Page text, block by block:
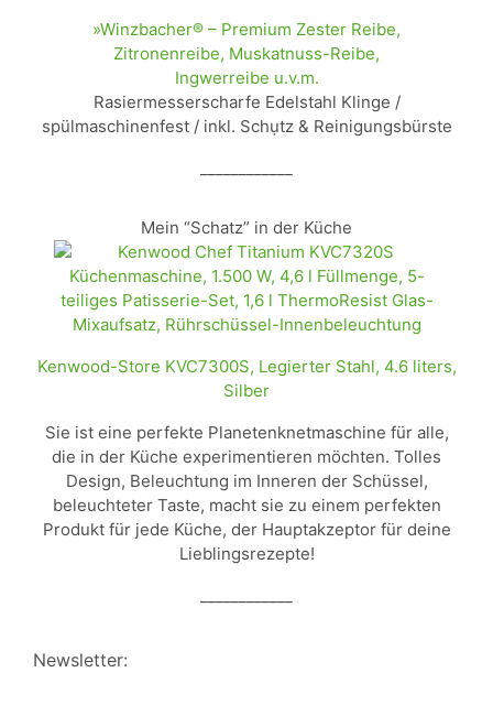
»Winzbacher® – Premium Zester Reibe,
Zitronenreibe, Muskatnuss-Reibe,
Ingwerreibe u.v.m.
Rasiermesserscharfe Edelstahl Klinge /
spülmaschinenfest / inkl. Schụtz & Reinigungsbürste
Mein “Schatz” in der Küche
Kenwood-Store KVC7300S, Legierter Stahl, 4.6 liters,
Silber
Sie ist eine perfekte Planetenknetmaschine für alle,
die in der Küche experimentieren möchten. Tolles
Design, Beleuchtung im Inneren der Schüssel,
beleuchteter Taste, macht sie zu einem perfekten
Produkt für jede Küche, der Hauptakzeptor für deine
Lieblingsrezepte!
Newsletter: